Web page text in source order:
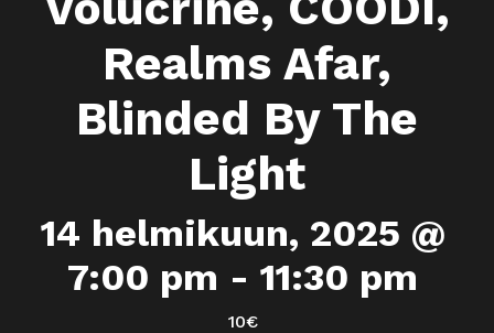
Realms Afar,
Blinded By The
Light
14 helmikuun, 2025 @
7:00 pm - 11:30 pm
10€